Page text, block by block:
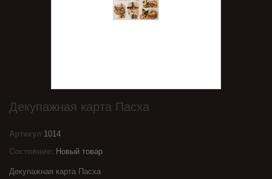
Декупажная карта Пасха
Артикул 1014
Состояние: Новый товар
Декупажная карта Пасха